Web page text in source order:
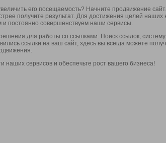
его посещаемость? Начните продвижение
получите результат. Для достижения целей
и постоянно совершенствуем наши сервисы.
для работы со ссылками: Поиск ссылок,
ссылки на ваш сайт, здесь вы всегда можете
наших сервисов и обеспечьте рост вашего бизнеса!